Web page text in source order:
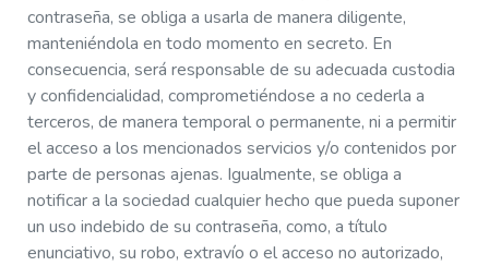
contraseña, se obliga a usarla de manera diligente,
manteniéndola en todo momento en secreto. En
consecuencia, será responsable de su adecuada custodia
y confidencialidad, comprometiéndose a no cederla a
terceros, de manera temporal o permanente, ni a permitir
el acceso a los mencionados servicios y/o contenidos por
parte de personas ajenas. Igualmente, se obliga a
notificar a la sociedad cualquier hecho que pueda suponer
un uso indebido de su contraseña, como, a título
enunciativo, su robo, extravío o el acceso no autorizado,